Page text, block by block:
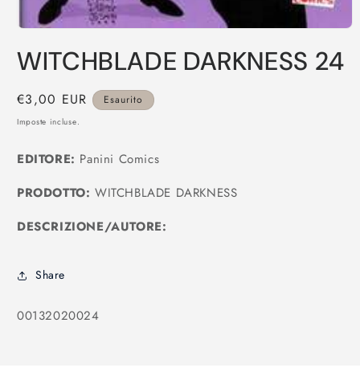
multimediali
1
finestra
modale
WITCHBLADE DARKNESS 24
Prezzo
di
€3,00 EUR Esaurito
Imposte incluse.
EDITORE: Panini Comics
PRODOTTO: WITCHBLADE DARKNESS
DESCRIZIONE/AUTORE:
Share
SKU:
00132020024